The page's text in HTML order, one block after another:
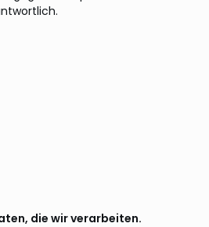
die wir verarbeiten.